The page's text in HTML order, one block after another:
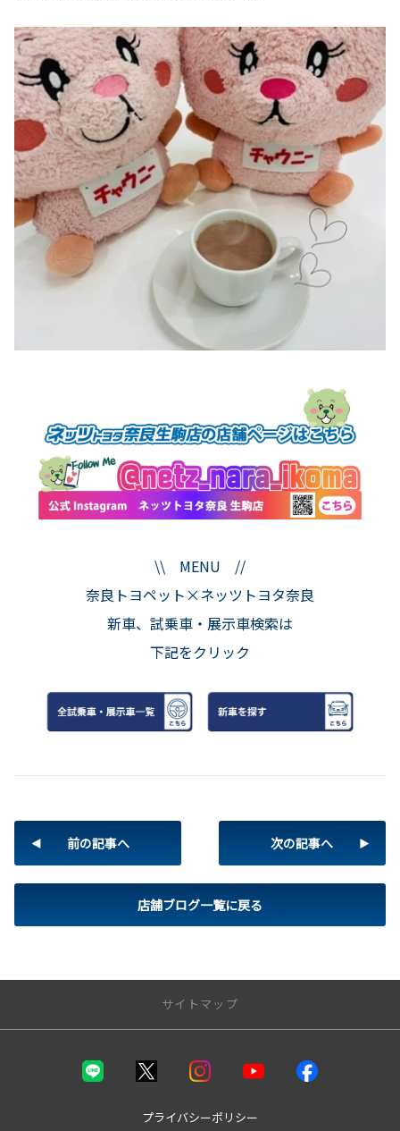
\\ MENU //
奈良トヨペット×ネッツトヨタ奈良
新車、試乗車・展示車検索は
下記をクリック
前の記事へ
店舗ブログ一覧に戻る
次の記事へ
サイトマップ
トップページ
プライバシーポリシー